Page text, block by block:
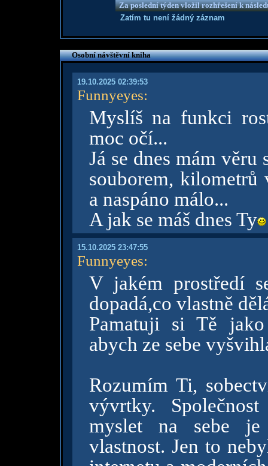
Za poslední týden vložil rozhřešení k
Zatím tu není žádný záznam
Osobní návštěvní kniha
19.10.2025 02:39:53
Funnyeyes:
Myslíš na funkci
moc očí...
Já se dnes mám věru
souborem, kilometrů
a naspáno málo...
A jak se máš dnes Ty
15.10.2025 23:47:55
Funnyeyes:
V jakém prostředí
dopadá,co vlastně
Pamatuji si Tě
abych ze sebe
Rozumím Ti,
vývrtky.
myslet na sebe
vlastnost. Jen to